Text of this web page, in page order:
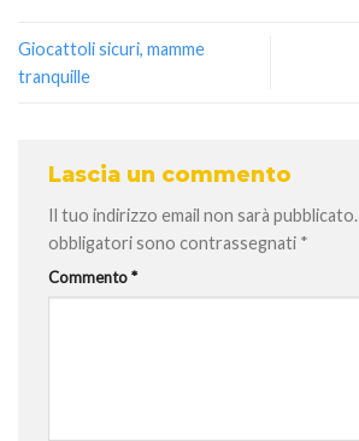
Giocattoli sicuri, mamme
tranquille
Lascia un commento
Il tuo indirizzo email non sarà pubblicato.
obbligatori sono contrassegnati *
Commento*